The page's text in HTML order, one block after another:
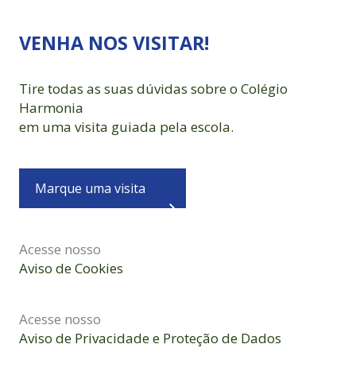
VENHA NOS VISITAR!
Tire todas as suas dúvidas sobre o Colégio
Harmonia
em uma visita guiada pela escola.
Marque uma visita
Acesse nosso
Aviso de Cookies
Acesse nosso
Aviso de Privacidade e Proteção de Dados